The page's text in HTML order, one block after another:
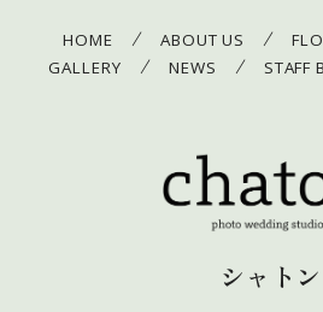
HOME / ABOUT US /
GALLERY / NEWS / STAFF
シャトン